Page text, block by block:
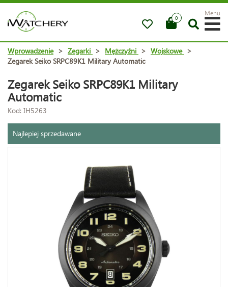
0
Menu
Wprowadzenie > Zegarki > Mężczyźni > Wojskowe >
Zegarek Seiko SRPC89K1 Military Automatic
Zegarek Seiko SRPC89K1 Military
Automatic
Kod: IH5263
Najlepiej sprzedawane